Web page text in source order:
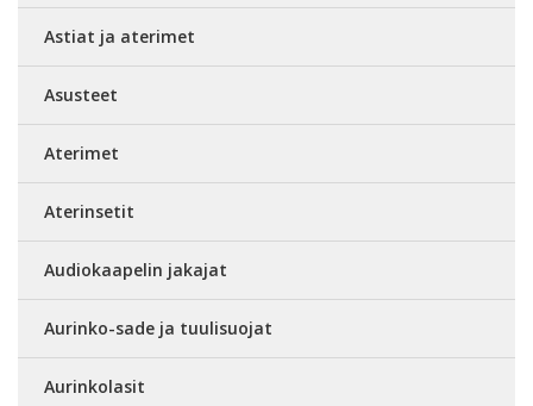
Astiat ja aterimet
Asusteet
Aterimet
Aterinsetit
Audiokaapelin jakajat
Aurinko-sade ja tuulisuojat
Aurinkolasit